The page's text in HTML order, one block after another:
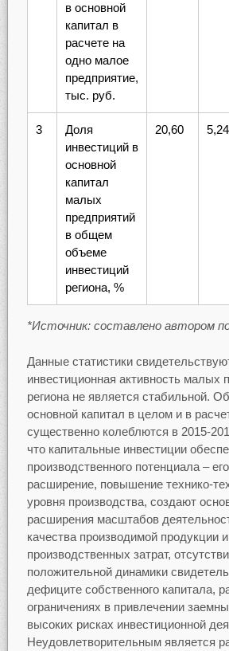
в основной
капитал в
расчете на
одно малое
предприятие,
тыс. руб.
3
Доля
инвестиций в
основной
капитал
малых
предприятий
в общем
объеме
инвестиций
региона, %
20,60 5,24
*Источник: составлено автором
Данные статистики
инвестиционная активность малых
региона не является стабильной.
основной капитал в целом и в
существенно колеблются в 2015-
что капитальные инвестиции
производственного потенциала –
расширение, повышение технико-
уровня производства, создают
расширения масштабов
качества производимой продукции
производственных затрат,
положительной динамики
дефиците собственного капитала,
ограничениях в привлечении
высоких рисках инвестиционной
Неудовлетворительным является